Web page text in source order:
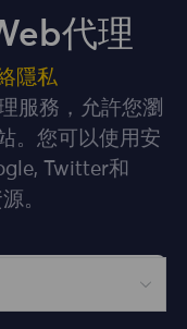
代理
隱私
服務，允許您瀏
。您可以使用安
Twitter和
。